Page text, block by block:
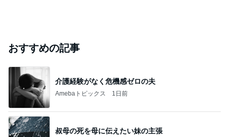
おすすめの記事
介護経験がなく危機感ゼロの夫
Amebaトピックス 1日前
叔母の死を母に伝えたい妹の主張